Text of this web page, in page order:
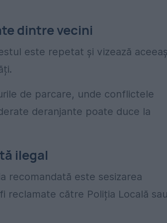
dintre vecini
este repetat și vizează
de parcare, unde conflictele
deranjante poate duce la
ilegal
recomandată este sesizarea
către Poliția Locală